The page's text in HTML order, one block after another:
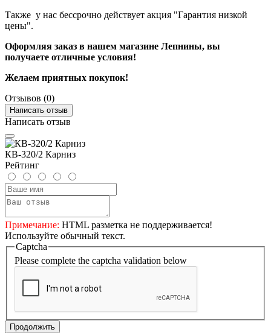
Также у нас бессрочно действует акция "Гарантия низкой
цены".
Оформляя заказ в нашем магазине Лепнины, вы
получаете отличные условия!
Желаем приятных покупок!
Отзывов (0)
Написать отзыв
Написать отзыв
КВ-320/2 Карниз
Рейтинг
Примечание: HTML разметка не поддерживается!
Используйте обычный текст.
Captcha
Please complete the captcha validation below
Продолжить